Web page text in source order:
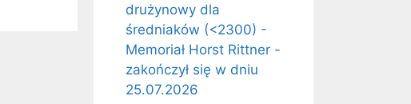
drużynowy dla
średniaków (<2300) -
Memoriał Horst Rittner -
zakończył się w dniu
25.07.2026